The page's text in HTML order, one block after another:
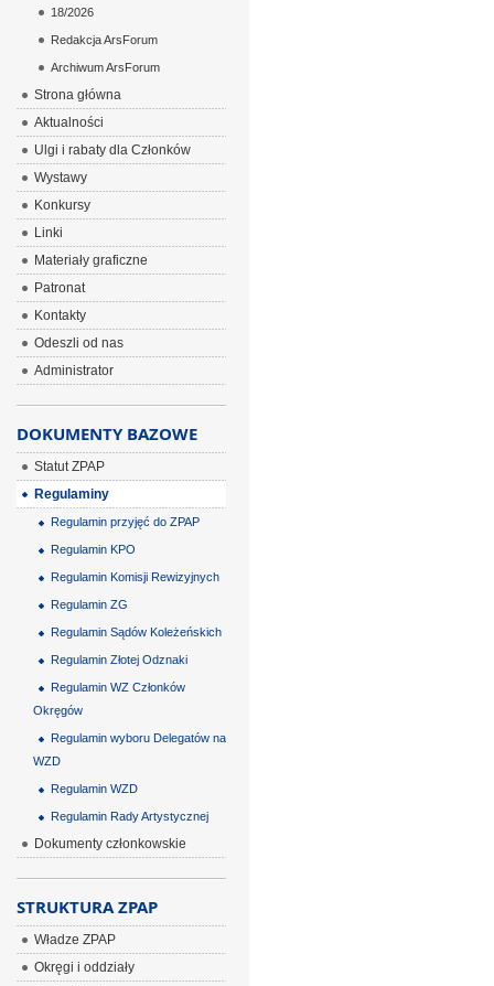
18/2026
Redakcja ArsForum
Archiwum ArsForum
Strona główna
Aktualności
Ulgi i rabaty dla Członków
Wystawy
Konkursy
Linki
Materiały graficzne
Patronat
Kontakty
Odeszli od nas
Administrator
DOKUMENTY BAZOWE
Statut ZPAP
Regulaminy
Regulamin przyjęć do ZPAP
Regulamin KPO
Regulamin Komisji Rewizyjnych
Regulamin ZG
Regulamin Sądów Koleżeńskich
Regulamin Złotej Odznaki
Regulamin WZ Członków
Okręgów
Regulamin wyboru Delegatów na
WZD
Regulamin WZD
Regulamin Rady Artystycznej
Dokumenty członkowskie
STRUKTURA ZPAP
Władze ZPAP
Okręgi i oddziały